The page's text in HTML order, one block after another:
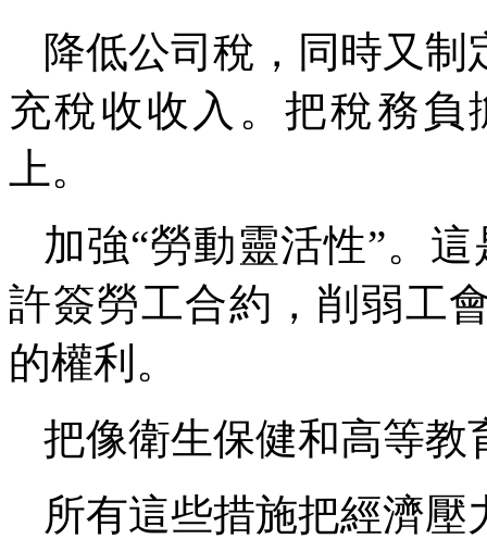
降低公司稅，同時又制
充稅收收入。把稅務
上。
加強“勞動靈活性”。
許簽勞工合約，削弱工
的權利。
把像衛生保健和高等教
所有這些措施把經濟壓